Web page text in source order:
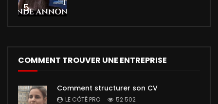
5
COMMENT TROUVER UNE ENTREPRISE
Comment structurer son CV
LE CÔTÉ PRO 52 502